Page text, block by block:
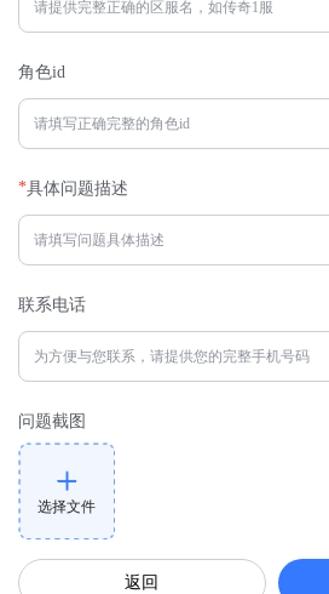
角色id
*具体问题描述
联系电话
问题截图
选择文件
返回